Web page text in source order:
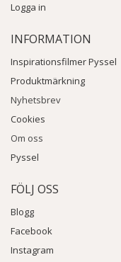
Logga in
INFORMATION
Inspirationsfilmer Pyssel
Produktmärkning
Nyhetsbrev
Cookies
Om oss
Pyssel
FÖLJ OSS
Blogg
Facebook
Instagram